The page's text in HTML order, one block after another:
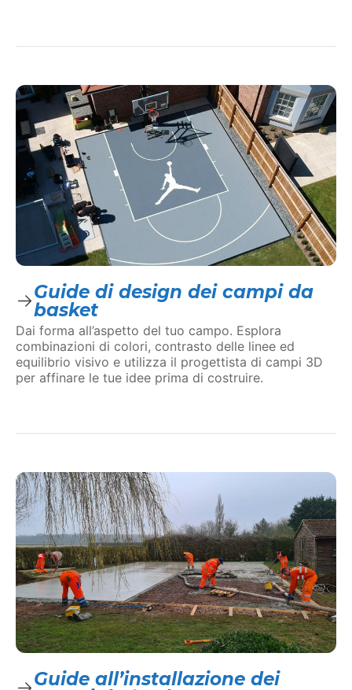
Guide di design dei campi da
basket
Dai forma all’aspetto del tuo campo. Esplora
combinazioni di colori, contrasto delle linee ed
equilibrio visivo e utilizza il progettista di campi 3D
per affinare le tue idee prima di costruire.
Guide all’installazione dei